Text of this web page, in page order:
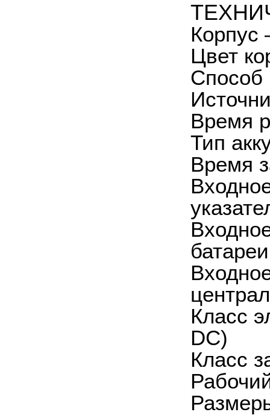
Корпус
Цвет
Способ
Время
Тип
Время
Класс
DC)
Класс